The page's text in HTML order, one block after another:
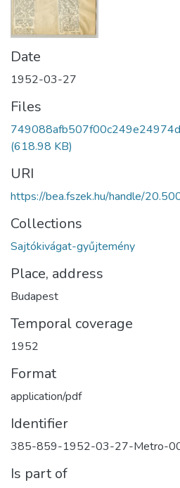
Date
1952-03-27
Files
(618.98 KB)
URI
https://bea.fszek.hu/handle/
Collections
Sajtókivágat-gyűjtemény
Place, address
Budapest
Temporal coverage
1952
Format
application/pdf
Identifier
385-859-1952-03-27-Metro-
Is part of